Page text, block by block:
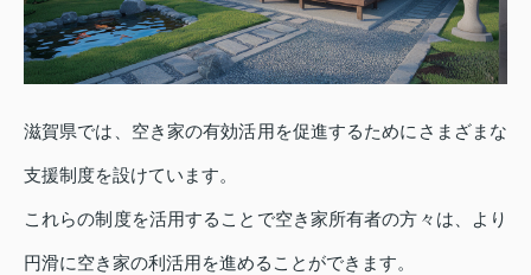
滋賀県では、空き家の有効活用を促進するためにさまざまな
支援制度を設けています。
これらの制度を活用することで空き家所有者の方々は、より
円滑に空き家の利活用を進めることができます。